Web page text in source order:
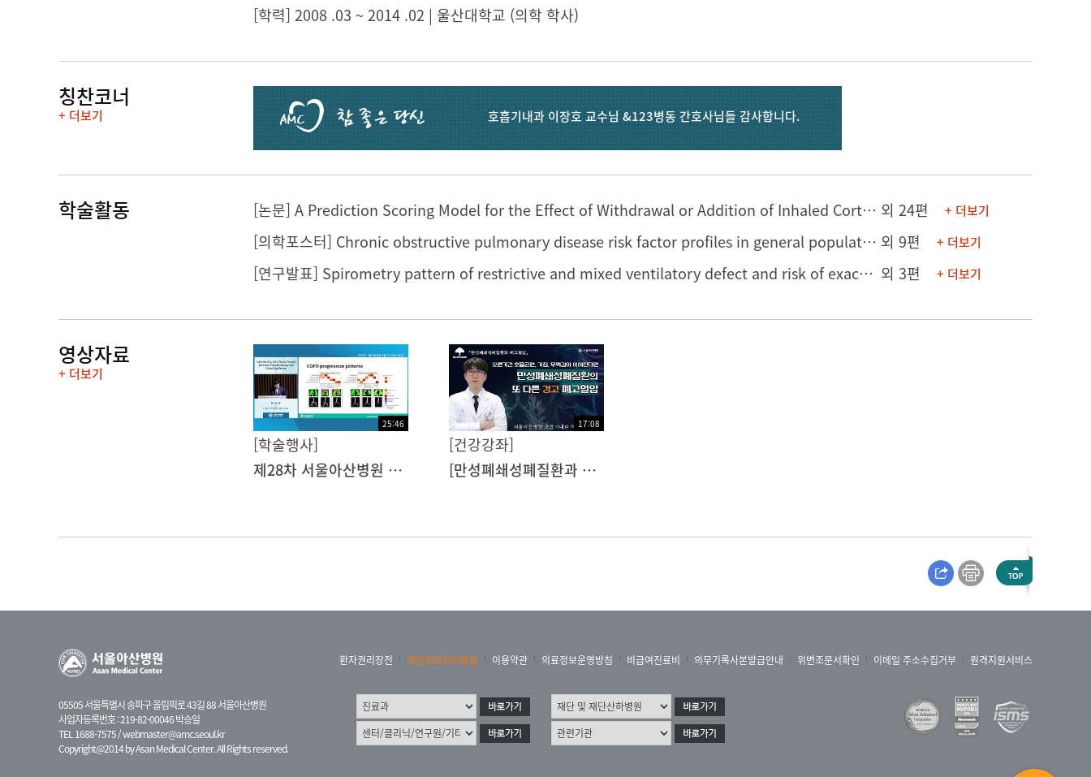
[학력] 2008 .03 ~ 2014 .02 | 울산대학교 (의학 학사)
칭찬코너
+ 더보기 호흡기내과 이장호 교수님 &123병동 간호사님들 감사합니다.
학술활동 [논문] A Prediction Scoring Model for the Effect of Withdrawal or Addition of Inhaled Corticosteroids in Patients with Chronic Obstructive Pulmonary Disease 외 24편 + 더보기
[의학포스터] Chronic obstructive pulmonary disease risk factor profiles in general population and referred patients: potential etiotypes 외 9편 + 더보기
[연구발표] Spirometry pattern of restrictive and mixed ventilatory defect and risk of exacerbation in patients with bronchiectasis: a prospective KMBARC cohort study 외 3편 + 더보기
영상자료
+ 더보기
25:46
[학술행사]
제28차 서울아산병원 호흡기내과 연수강좌 [Beyond PFT: New Horizons in Airway Assessment] : Understanding Early Airway Disease: Definition, Pathophysiology and Clinical Significance
17:08
[건강강좌]
[만성폐쇄성폐질환과 폐고혈압] 오랜기간 호흡곤란, 기침, 무력감이 이어진다면, 만성폐쇄성폐질환이 부르는 또 다른 경고 폐고혈압: 호흡기내과 이장호 교수ㅣ동아아산건강강좌
05505 서울특별시 송파구 올림픽로 43길 88 서울아산병원
사업자등록번호 : 219-82-00046 박승일
TEL 1688-7575 /webmaster@amc.seoul.kr
Copyright@2014 by Asan Medical Center. All Rights reserved.
환자권리장전 개인정보처리방침 이용약관 의료정보운영방침 비급여진료비 의무기록사본발급안내 위변조문서확인 이메일 주소수집거부 원격지원서비스